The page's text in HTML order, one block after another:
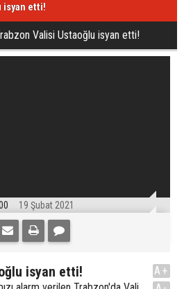
isyan etti!
Valisi Ustaoğlu isyan etti!
19 Şubat 2021
isyan etti!
A+